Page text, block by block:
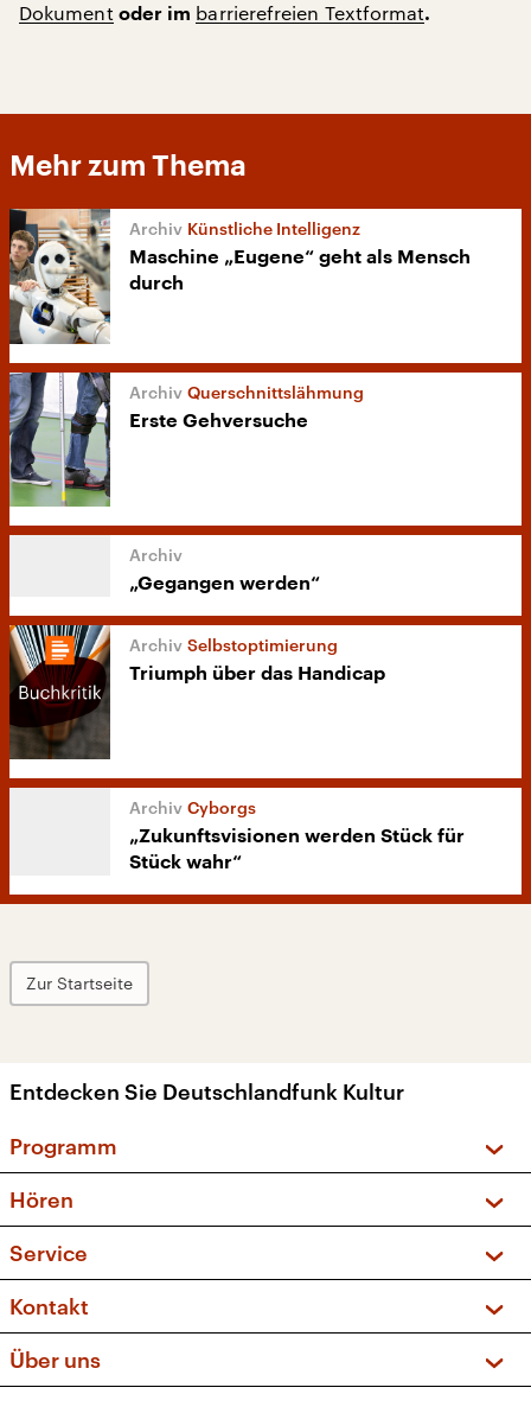
Dokumentoder im barrierefreien Textformat.
Mehr zum Thema
Künstliche Intelligenz
Maschine „Eugene“ geht als Mensch
durch
Querschnittslähmung
Erste Gehversuche
„Gegangen werden“
Selbstoptimierung
Triumph über das Handicap
Cyborgs
„Zukunftsvisionen werden Stück für
Stück wahr“
Zur Startseite
Entdecken Sie Deutschlandfunk Kultur
Programm
Sendungen und Podcasts
Musikliste
Kakadu – Das Kinderprogramm
Hören
Frequenzen (UKW + DAB+)
Service
FAQ
Apps
Newsletter
Kontakt
Social Media
Über uns